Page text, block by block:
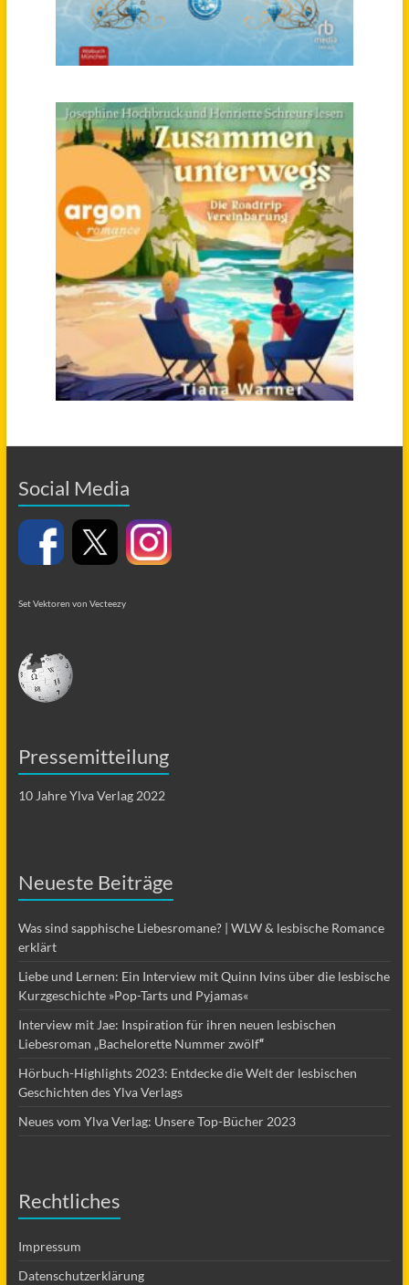
Social Media
Set Vektoren von Vecteezy
Pressemitteilung
10 Jahre Ylva Verlag 2022
Neueste Beiträge
Was sind sapphische Liebesromane? | WLW & lesbische Romance
erklärt
Liebe und Lernen: Ein Interview mit Quinn Ivins über die lesbische
Kurzgeschichte »Pop-Tarts und Pyjamas«
Interview mit Jae: Inspiration für ihren neuen lesbischen
Liebesroman „Bachelorette Nummer zwölf“
Hörbuch-Highlights 2023: Entdecke die Welt der lesbischen
Geschichten des Ylva Verlags
Neues vom Ylva Verlag: Unsere Top-Bücher 2023
Rechtliches
Impressum
Datenschutzerklärung